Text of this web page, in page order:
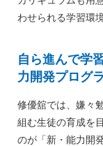
わせられる学習環
自ら進んで学
力開発プログラ
修優舘では、嫌々
組む生徒の育成を
のが「新・能力開